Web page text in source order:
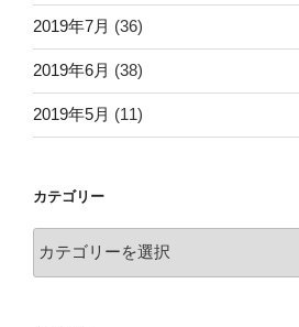
2019年7月 (36)
2019年6月 (38)
2019年5月 (11)
カテゴリー
テ